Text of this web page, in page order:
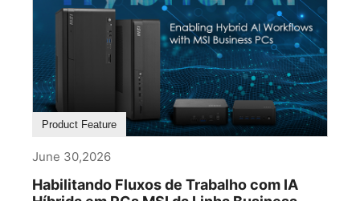
Product Feature
June 30,2026
Habilitando Fluxos de Trabalho com IA